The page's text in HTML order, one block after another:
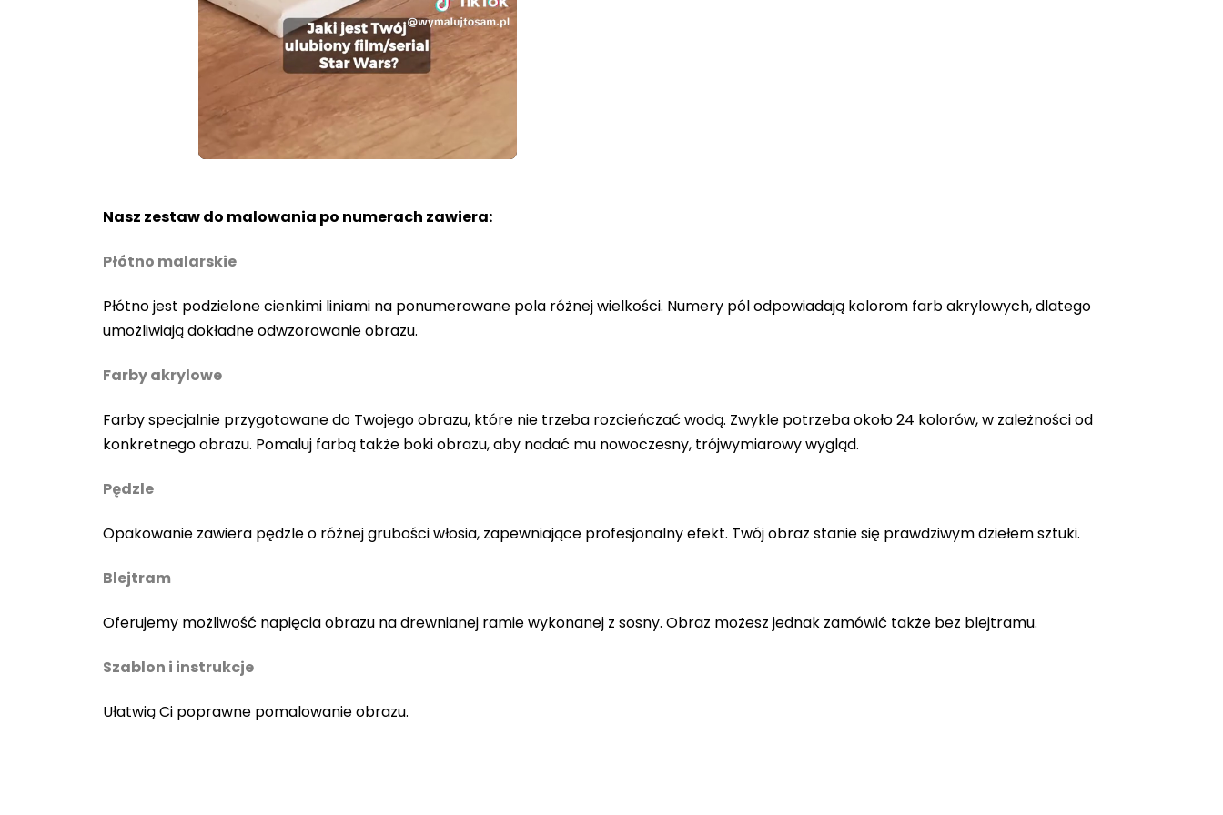
Unmute
100.00%
Nasz zestaw do malowania po numerach zawiera:
Płótno malarskie
Płótno jest podzielone cienkimi liniami na ponumerowane pola różnej wielkości. Numery pól odpowiadają kolorom farb akrylowych, dlatego
umożliwiają dokładne odwzorowanie obrazu.
Farby akrylowe
Farby specjalnie przygotowane do Twojego obrazu, które nie trzeba rozcieńczać wodą. Zwykle potrzeba około 24 kolorów, w zależności od
konkretnego obrazu. Pomaluj farbą także boki obrazu, aby nadać mu nowoczesny, trójwymiarowy wygląd.
Pędzle
Opakowanie zawiera pędzle o różnej grubości włosia, zapewniające profesjonalny efekt. Twój obraz stanie się prawdziwym dziełem sztuki.
Blejtram
Oferujemy możliwość napięcia obrazu na drewnianej ramie wykonanej z sosny. Obraz możesz jednak zamówić także bez blejtramu.
Szablon i instrukcje
Ułatwią Ci poprawne pomalowanie obrazu.